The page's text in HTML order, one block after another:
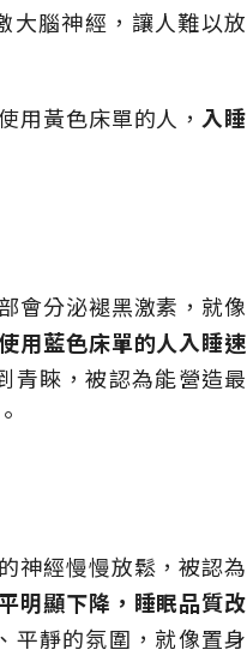
大腦神經，讓人難以放
用黃色床單的人， 入睡
會分泌褪黑激素，就像
用藍色床單的人入睡速
青睞，被認為能營造最
神經慢慢放鬆，被認為
明顯下降，睡眠品質改
平靜的氛圍，就像置身